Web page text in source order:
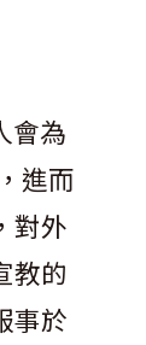
會為
進而
對外
教的
事於